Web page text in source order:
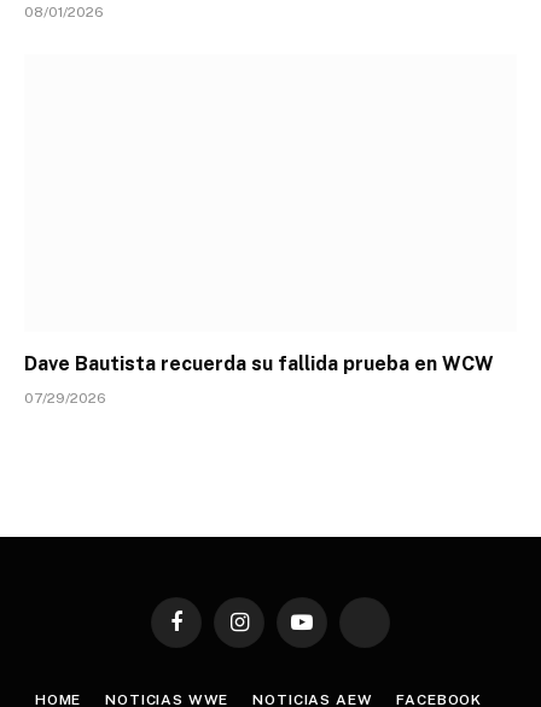
08/01/2026
Dave Bautista recuerda su fallida prueba en WCW
07/29/2026
FacebookInstagramYouTube TikTok
HOME NOTICIAS WWE NOTICIAS AEW FACEBOOK